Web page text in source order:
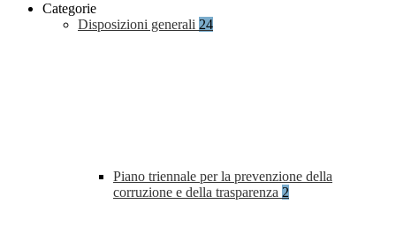
Categorie
Disposizioni generali 24
Piano triennale per la prevenzione della
corruzione e della trasparenza 2